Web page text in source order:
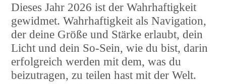
Dieses Jahr 2026 ist der Wahrhaftigkeit
gewidmet. Wahrhaftigkeit als Navigation,
der deine Größe und Stärke erlaubt, dein
Licht und dein So-Sein, wie du bist, darin
erfolgreich werden mit dem, was du
beizutragen, zu teilen hast mit der Welt.